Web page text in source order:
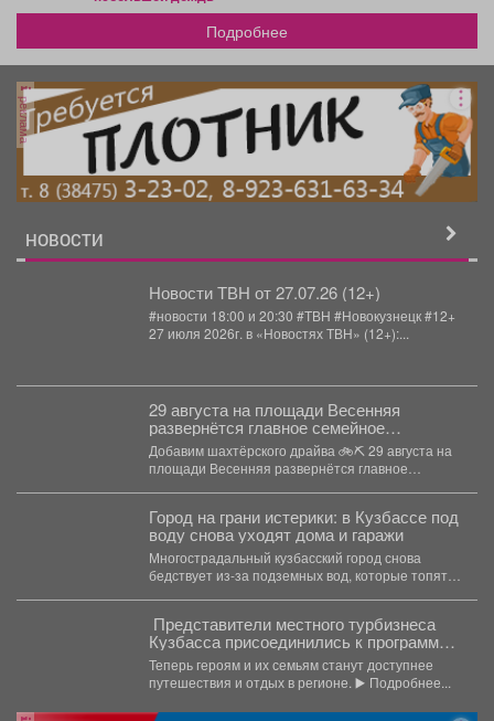
Подробнее
реклама
НОВОСТИ
Новости ТВН от 27.07.26 (12+)
#новости 18:00 и 20:30 #ТВН #Новокузнецк #12+
27 июля 2026г. в «Новостях ТВН» (12+):...
29 августа на площади Весенняя
развернётся главное семейное
соревнование этого лета - городской
конкурс «Шахтёрский видномобиль».
Добавим шахтёрского драйва 🚲⛏ 29 августа на
площади Весенняя развернётся главное
Город на грани истерики: в Кузбассе под
воду снова уходят дома и гаражи
Многострадальный кузбасский город снова
бедствует из-за подземных вод, которые топят
Представители местного турбизнеса
Кузбасса присоединились к программе
поддержки участников СВО и их
близкихне.
Теперь героям и их семьям станут доступнее
путешествия и отдых в регионе. ▶️ Подробнее...